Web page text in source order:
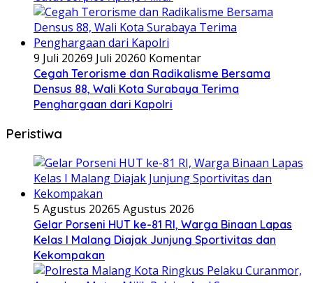
9 Juli 20269 Juli 20260 Komentar
Cegah Terorisme dan Radikalisme Bersama
Densus 88, Wali Kota Surabaya Terima
Penghargaan dari Kapolri
Peristiwa
5 Agustus 20265 Agustus 2026
Gelar Porseni HUT ke-81 RI, Warga Binaan Lapas
Kelas I Malang Diajak Junjung Sportivitas dan
Kekompakan